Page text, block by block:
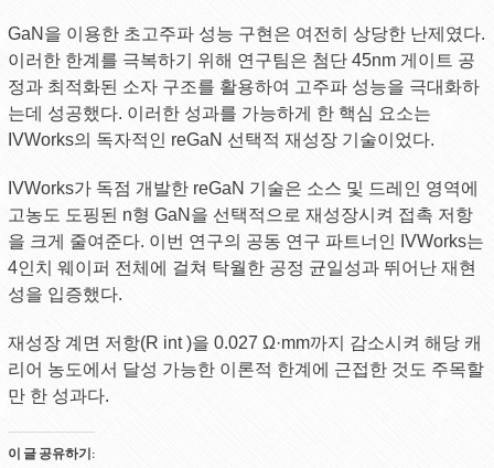
GaN을 이용한 초고주파 성능 구현은 여전히 ​​상당한 난제였다.
이러한 한계를 극복하기 위해 연구팀은 첨단 45nm 게이트 공
정과 최적화된 소자 구조를 활용하여 고주파 성능을 극대화하
는데 성공했다. 이러한 성과를 가능하게 한 핵심 요소는
IVWorks의 독자적인 reGaN 선택적 재성장 기술이었다.
IVWorks가 독점 개발한 reGaN 기술은 소스 및 드레인 영역에
고농도 도핑된 n형 GaN을 선택적으로 재성장시켜 접촉 저항
을 크게 줄여준다. 이번 연구의 공동 연구 파트너인 IVWorks는
4인치 웨이퍼 전체에 걸쳐 탁월한 공정 균일성과 뛰어난 재현
성을 입증했다.
재성장 계면 저항(R int )을 0.027 Ω·mm까지 감소시켜 해당 캐
리어 농도에서 달성 가능한 이론적 한계에 근접한 것도 주목할
만 한 성과다.
이 글 공유하기: